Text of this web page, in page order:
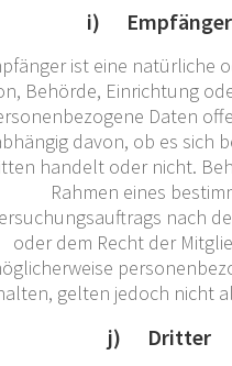
i) Empfänger
ist eine natürliche
Behörde, Einrichtung
Daten
davon, ob es sich
handelt oder nicht.
Rahmen eines
nach
oder dem Recht der
gelten jedoch nicht
j) Dritter